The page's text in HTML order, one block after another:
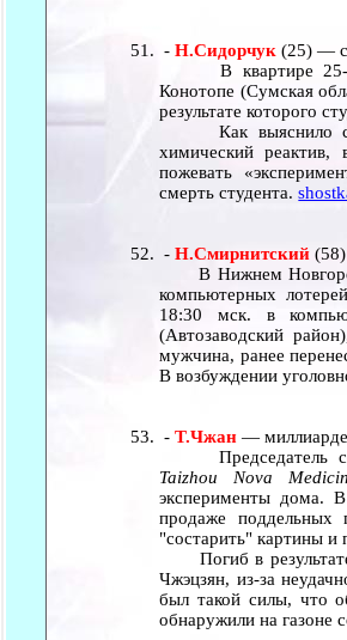
-Н.Сидорчук (25) —
В квартире 25-
Конотопе (Сумская
результате которого
Как выяснило
химический реактив,
пожевать
смерть студента.
-Н.Смирнитский
В Нижнем
компьютерных
18:30 мск. в
(Автозаводский
мужчина, ранее
В возбуждении
-Т.Чжан —
Председатель
Taizhou Nova
эксперименты дома.
продаже поддельных
"состарить" картины и
Погиб в результате
Чжэцзян, из-за
был такой силы, что
обнаружили на газоне